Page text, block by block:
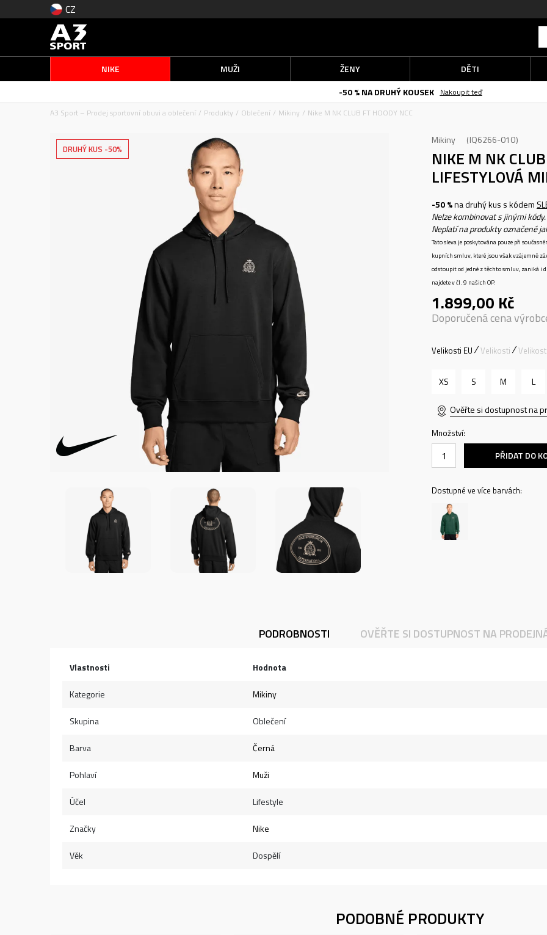
CZ
NIKE MUŽI ŽENY
DĚTI
-50 % NA DRUHÝ KOUSEK
Nakoupit teď
A3 Sport – Prodej sportovní obuvi a oblečení
Produkty Oblečení Mikiny Nike M NK CLUB FT HOODY NCC
DRUHÝ KUS -50%
Mikiny IQ6266-010
NIKE M NK
LIFESTYLOVÁ
-50 %na druhý kus s kódem
Nelze kombinovat s jinými kódy.
Neplatí na produkty označené
Tato sleva je poskytována pouze při
kupních smluv, které jsou však vzájemně
odstoupit od jedné z těchto smluv, zaniká i
najdete v čl. 9 našich OP.
1.899,00 Kč
Doporučená cena
Velikosti EU Velikosti
XS S M L
Ověřte si dostupnost na
Množství:
PŘIDAT DO
Dostupné ve více barvách:
PODROBNOSTI OVĚŘTE SI DOSTUPNOST NA
Vlastnosti Hodnota
Kategorie Mikiny
Skupina Oblečení
Barva Černá
Pohlaví Muži
Účel Lifestyle
Značky Nike
Věk Dospělí
PODOBNÉ PRODUKTY